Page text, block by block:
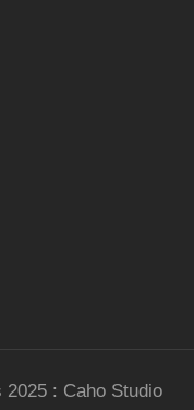
: Caho Studio